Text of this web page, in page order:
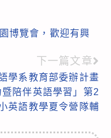
博覽會，歡迎有興
下一篇文章
學系教育部委辦計畫
暨陪伴英語學習」第2
英語教學夏令營隊輔